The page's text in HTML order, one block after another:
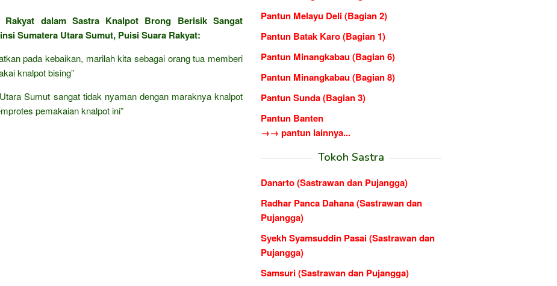
Rakyat dalam Sastra Knalpot Brong Berisik Sangat
Sumatera Utara Sumut, Puisi Suara Rakyat:
pada kebaikan, marilah kita sebagai orang tua memberi
knalpot bising”
Sumut sangat tidak nyaman dengan maraknya knalpot
pemakaian knalpot ini”
Pantun Melayu Deli (Bagian 2)
Pantun Batak Karo (Bagian 1)
Pantun Minangkabau (Bagian 6)
Pantun Minangkabau (Bagian 8)
Pantun Sunda (Bagian 3)
Pantun Banten
→→ pantun lainnya...
Tokoh Sastra
Danarto (Sastrawan dan Pujangga)
Radhar Panca Dahana (Sastrawan dan
Pujangga)
Syekh Syamsuddin Pasai (Sastrawan dan
Pujangga)
Samsuri (Sastrawan dan Pujangga)